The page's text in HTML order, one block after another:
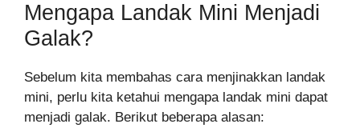
Mengapa Landak Mini Menjadi
Galak?
Sebelum kita membahas cara menjinakkan landak
mini, perlu kita ketahui mengapa landak mini dapat
menjadi galak. Berikut beberapa alasan: